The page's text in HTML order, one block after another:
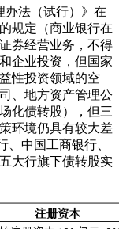
办法（试行）》在
规定（商业银行在
券经营业务，不得
企业投资，但国家
性投资领域的空
、地方资产管理公
化债转股），但三
环境仍具有较大差
中国工商银行、
大行旗下债转股实